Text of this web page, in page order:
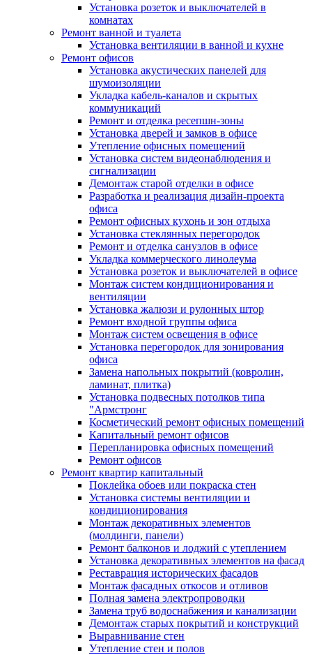
Установка розеток и выключателей в
комнатах
Ремонт ванной и туалета
Установка вентиляции в ванной и кухне
Ремонт офисов
Установка акустических панелей для
шумоизоляции
Укладка кабель-каналов и скрытых
коммуникаций
Ремонт и отделка ресепшн-зоны
Установка дверей и замков в офисе
Утепление офисных помещений
Установка систем видеонаблюдения и
сигнализации
Демонтаж старой отделки в офисе
Разработка и реализация дизайн-проекта
офиса
Ремонт офисных кухонь и зон отдыха
Установка стеклянных перегородок
Ремонт и отделка санузлов в офисе
Укладка коммерческого линолеума
Установка розеток и выключателей в офисе
Монтаж систем кондиционирования и
вентиляции
Установка жалюзи и рулонных штор
Ремонт входной группы офиса
Монтаж систем освещения в офисе
Установка перегородок для зонирования
офиса
Замена напольных покрытий (ковролин,
ламинат, плитка)
Установка подвесных потолков типа
"Армстронг
Косметический ремонт офисных помещений
Капитальный ремонт офисов
Перепланировка офисных помещений
Ремонт офисов
Ремонт квартир капитальный
Поклейка обоев или покраска стен
Установка системы вентиляции и
кондиционирования
Монтаж декоративных элементов
(молдинги, панели)
Ремонт балконов и лоджий с утеплением
Установка декоративных элементов на фасад
Реставрация исторических фасадов
Монтаж фасадных откосов и отливов
Полная замена электропроводки
Замена труб водоснабжения и канализации
Демонтаж старых покрытий и конструкций
Выравнивание стен
Утепление стен и полов